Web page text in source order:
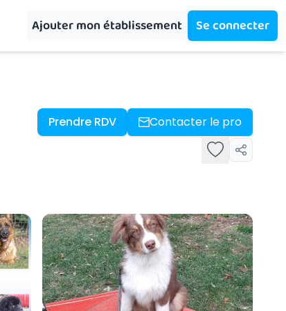
Ajouter mon établissement Se connecter
Prendre RDV Contacter le pro